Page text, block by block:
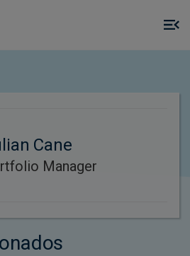
Cane
Manager